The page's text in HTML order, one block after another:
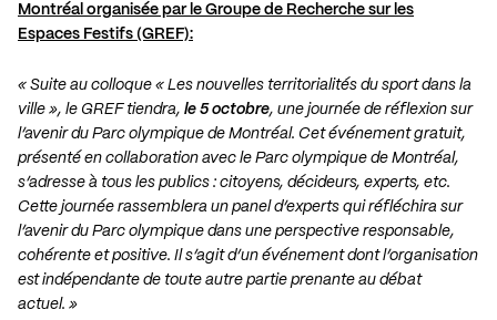
Montréal organisée par le Groupe de Recherche sur les
Espaces Festifs (GREF):
« Suite au colloque « Les nouvelles territorialités du sport dans la
ville », le GREF tiendra, le 5 octobre, une journée de réflexion sur
l’avenir du Parc olympique de Montréal. Cet événement gratuit,
présenté en collaboration avec le Parc olympique de Montréal,
s’adresse à tous les publics : citoyens, décideurs, experts, etc.
Cette journée rassemblera un panel d’experts qui réfléchira sur
l’avenir du Parc olympique dans une perspective responsable,
cohérente et positive. Il s’agit d’un événement dont l’organisation
est indépendante de toute autre partie prenante au débat
actuel. »